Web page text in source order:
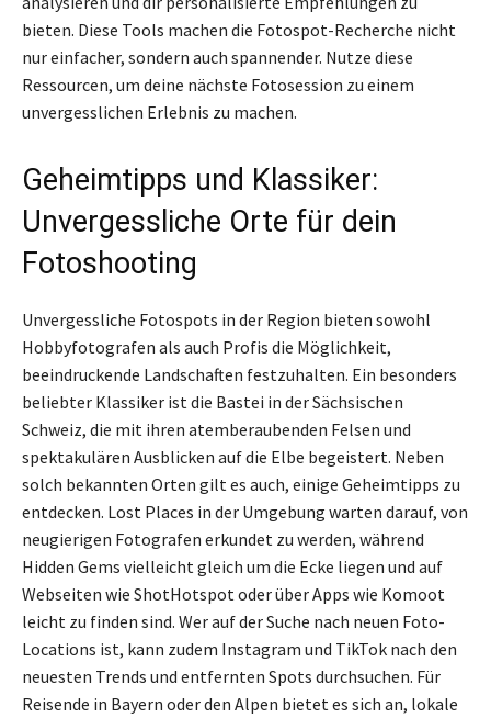
bieten. Diese Tools machen die Fotospot-Recherche nicht
nur einfacher, sondern auch spannender. Nutze diese
Ressourcen, um deine nächste Fotosession zu einem
unvergesslichen Erlebnis zu machen.
Geheimtipps und Klassiker:
Unvergessliche Orte für dein
Fotoshooting
Unvergessliche Fotospots in der Region bieten sowohl
Hobbyfotografen als auch Profis die Möglichkeit,
beeindruckende Landschaften festzuhalten. Ein besonders
beliebter Klassiker ist die Bastei in der Sächsischen
Schweiz, die mit ihren atemberaubenden Felsen und
spektakulären Ausblicken auf die Elbe begeistert. Neben
solch bekannten Orten gilt es auch, einige Geheimtipps zu
entdecken. Lost Places in der Umgebung warten darauf, von
neugierigen Fotografen erkundet zu werden, während
Hidden Gems vielleicht gleich um die Ecke liegen und auf
Webseiten wie ShotHotspot oder über Apps wie Komoot
leicht zu finden sind. Wer auf der Suche nach neuen Foto-
Locations ist, kann zudem Instagram und TikTok nach den
neuesten Trends und entfernten Spots durchsuchen. Für
Reisende in Bayern oder den Alpen bietet es sich an, lokale